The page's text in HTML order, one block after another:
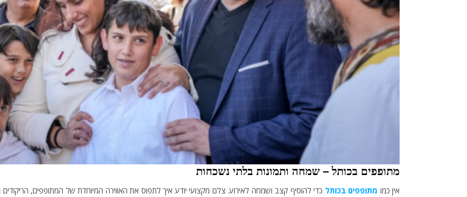
מתופפים בכותל – שמחה ותמונות בלתי נשכחות
אין כמו מתופפים בכותל כדי להוסיף קצב ושמחה לאירוע. צלם מקצועי יודע איך לתפוס את האווירה המיוחדת של המתופפים,